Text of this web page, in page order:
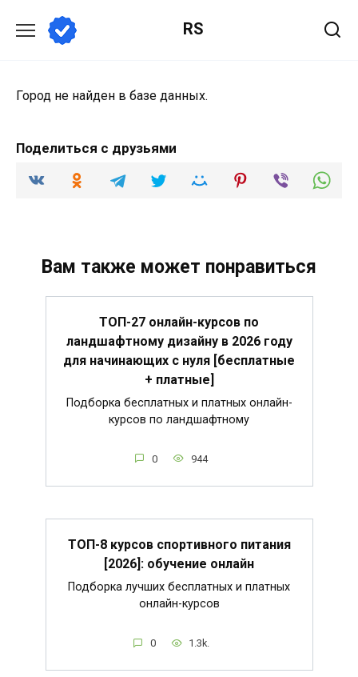
содержанию
RS
Город не найден в базе данных.
Поделиться с друзьями
Вам также может понравиться
ТОП-27 онлайн-курсов по
ландшафтному дизайну в 2026 году
для начинающих с нуля [бесплатные
+ платные]
Подборка бесплатных и платных онлайн-
курсов по ландшафтному
0 944
ТОП-8 курсов спортивного питания
[2026]: обучение онлайн
Подборка лучших бесплатных и платных
онлайн-курсов
0 1.3k.